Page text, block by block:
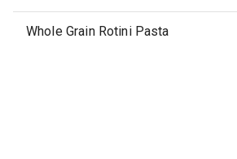
Whole Grain Rotini Pasta